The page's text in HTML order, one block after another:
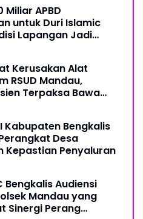
Miliar APBD
untuk Duri Islamic
Lapangan Jadi
Kerusakan Alat
RSUD Mandau,
Terpaksa Bawa
Kabupaten Bengkalis
Desa
Kepastian Penyaluran
Bengkalis Audiensi
Mandau yang
Sinergi Perang